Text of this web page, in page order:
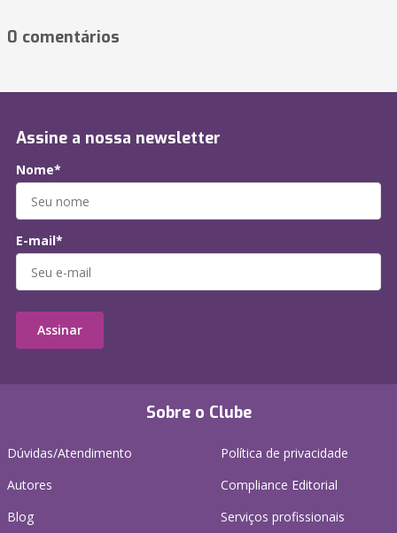
0 comentários
Sobre o Clube
Dúvidas/Atendimento
Autores
Blog
Política de privacidade
Compliance Editorial
Serviços profissionais
Assine a nossa newsletter
Nome*
E-mail*
Assinar